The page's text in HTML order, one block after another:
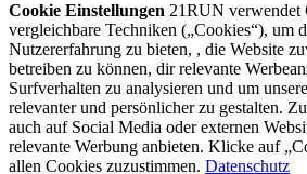
Cookie Einstellungen 21RUN verwendet
vergleichbare Techniken („Cookies“), um
Nutzererfahrung zu bieten, , die Website
betreiben zu können, dir relevante
Surfverhalten zu analysieren und um
relevanter und persönlicher zu gestalten.
auch auf Social Media oder externen
relevante Werbung anbieten. Klicke auf
allen Cookies zuzustimmen. Datenschutz